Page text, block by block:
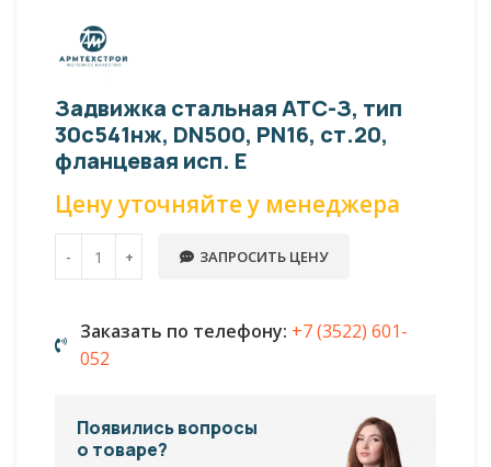
Задвижка стальная АТС-З, тип
30с541нж, DN500, PN16, ст.20,
фланцевая исп. E
Цену уточняйте у менеджера
ЗАПРОСИТЬ ЦЕНУ
Заказать по телефону: +7 (3522) 601-
052
Появились вопросы
о товаре?